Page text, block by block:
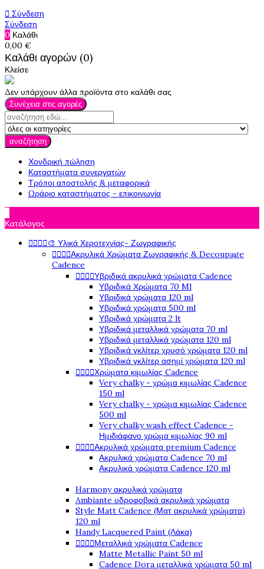
 Σύνδεση
Σύνδεση
0 Καλάθι
0,00 €
Καλάθι αγορών (0)
Κλείσε
Δεν υπάρχουν άλλα προϊόντα στο καλάθι σας
Συνέχεια στις αγορές
αναζήτηση
Χονδρική πώληση
Καταστήματα συνεργατών
Τρόποι αποστολής & μεταφορικά
Ωράριο καταστήματος - επικοινωνία
Κατάλογος
🎨 Υλικά Χεροτεχνίας- Ζωγραφικής
Ακρυλικά Χρώματα Ζωγραφικής & Decoupage
Cadence
Υβριδικά ακρυλικά χρώματα Cadence
Υβριδικά Χρώματα 70 Ml
Υβριδικά χρώματα 120 ml
Υβριδικά χρώματα 500 ml
Υβριδικά χρώματα 2 lt
Υβριδικά μεταλλικά χρώματα 70 ml
Υβριδικά μεταλλικά χρώματα 120 ml
Υβριδικά γκλίτερ χρυσό χρώματα 120 ml
Υβριδικά γκλίτερ ασημί χρώματα 120 ml
Χρώματα κιμωλίας Cadence
Very chalky - χρώμα κιμωλίας Cadence
150 ml
Very chalky - χρώμα κιμωλίας Cadence
500 ml
Very chalky wash effect Cadence -
Ημιδιάφανο χρώμα κιμωλίας 90 ml
Ακρυλικά χρώματα premium Cadence
Ακρυλικά χρώματα Cadence 70 ml
Ακρυλικά χρώματα Cadence 120 ml
Harmony ακρυλικά χρώματα
Ambiante υδροφοβικά ακρυλικά χρώματα
Style Matt Cadence (Ματ ακρυλικά χρώματα)
120 ml
Handy Lacquered Paint (Λάκα)
Μεταλλικά χρώματα Cadence
Matte Metallic Paint 50 ml
Cadence Dora μεταλλικά χρώματα 50 ml